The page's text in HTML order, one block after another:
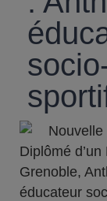
Diplômé
Grenoble,
éducateur